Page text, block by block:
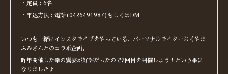
・定員：6名
・申込方法：電話(0426491987)もしくはDM
いつも一緒にインスタライブをやっている、パーソナルライターおくやま
ふみさんとのコラボ企画。
昨年開催した幸の饗宴が好評だったので2回目を開催しよう！という事に
なりました♪